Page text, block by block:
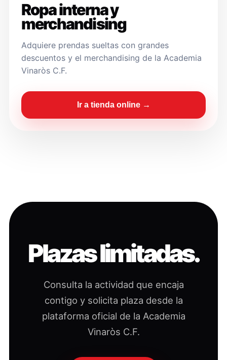
Ropa interna y
merchandising
Adquiere prendas sueltas con grandes
descuentos y el merchandising de la Academia
Vinaròs C.F.
Ir a tienda online →
Plazas limitadas.
Consulta la actividad que encaja
contigo y solicita plaza desde la
plataforma oficial de la Academia
Vinaròs C.F.